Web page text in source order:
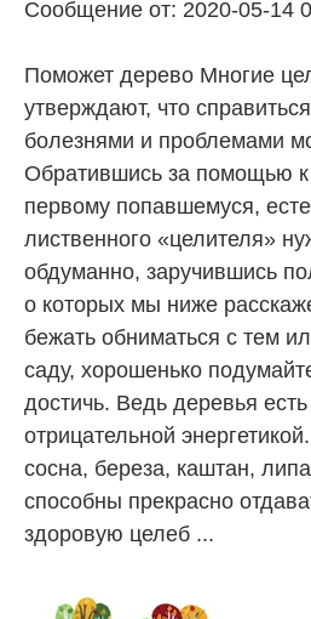
Сообщение от: 2020-05-14
Поможет дерево Многие
утверждают, что
болезнями и проблемами
Обратившись за помощью к
первому попавшемуся,
лиственного «целителя»
обдуманно, заручившись
о которых мы ниже
бежать обниматься с тем
саду, хорошенько
достичь. Ведь деревья
отрицательной
сосна, береза, каштан,
способны прекрасно
здоровую целеб ...